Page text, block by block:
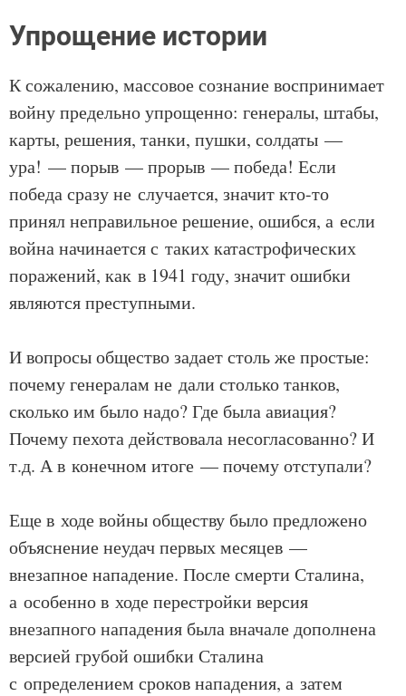
Упрощение истории
К сожалению, массовое сознание воспринимает
войну предельно упрощенно: генералы, штабы,
карты, решения, танки, пушки, солдаты —
ура! — порыв — прорыв — победа! Если
победа сразу не случается, значит кто-то
принял неправильное решение, ошибся, а если
война начинается с таких катастрофических
поражений, как в 1941 году, значит ошибки
являются преступными.
И вопросы общество задает столь же простые:
почему генералам не дали столько танков,
сколько им было надо? Где была авиация?
Почему пехота действовала несогласованно? И
т.д. А в конечном итоге — почему отступали?
Еще в ходе войны обществу было предложено
объяснение неудач первых месяцев —
внезапное нападение. После смерти Сталина,
а особенно в ходе перестройки версия
внезапного нападения была вначале дополнена
версией грубой ошибки Сталина
с определением сроков нападения, а затем